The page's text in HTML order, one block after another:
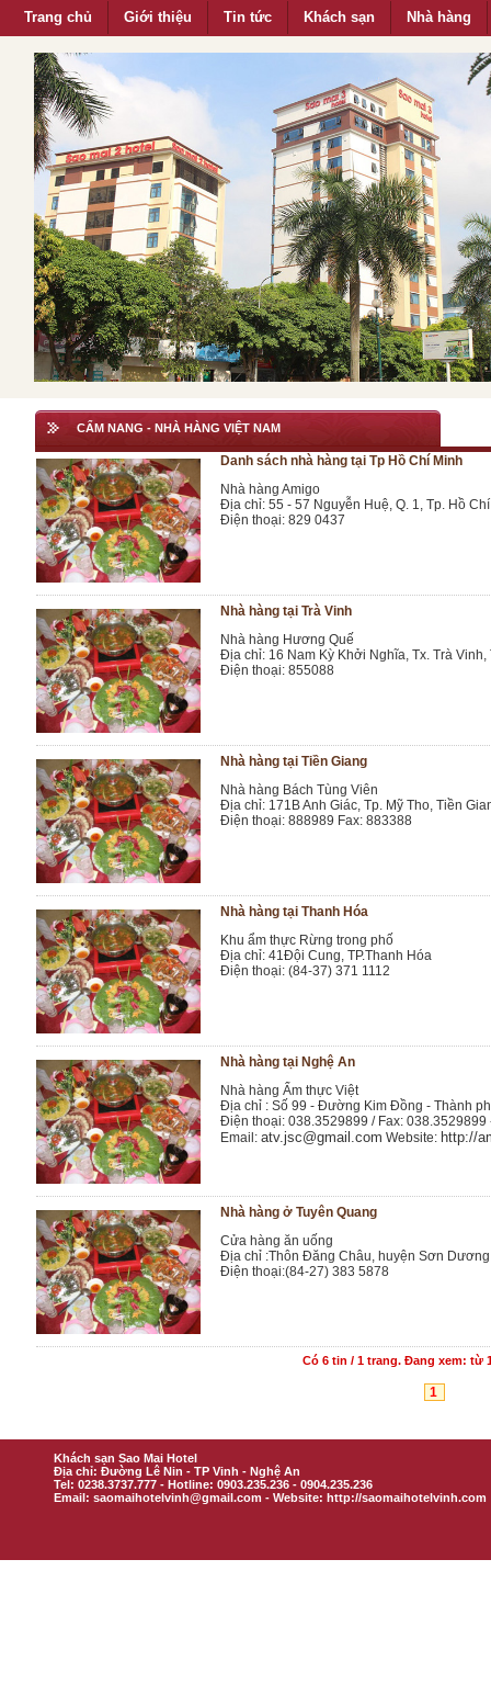
Trang chủ Giới thiệu Tin tức Khách sạn Nhà hàng
CẨM NANG - NHÀ HÀNG VIỆT NAM
Danh sách nhà hàng tại Tp Hồ Chí Minh
Nhà hàng Amigo
Địa chỉ: 55 - 57 Nguyễn Huệ, Q. 1, Tp. Hồ
Điện thoại: 829 0437
Nhà hàng tại Trà Vinh
Nhà hàng Hương Quế
Địa chỉ: 16 Nam Kỳ Khởi Nghĩa, Tx. Trà Vinh,
Điện thoại: 855088
Nhà hàng tại Tiền Giang
Nhà hàng Bách Tùng Viên
Địa chỉ: 171B Anh Giác, Tp. Mỹ Tho, Tiền
Điện thoại: 888989 Fax: 883388
Nhà hàng tại Thanh Hóa
Khu ẩm thực Rừng trong phố
Địa chỉ: 41Đội Cung, TP.Thanh Hóa
Điện thoại: (84-37) 371 1112
Nhà hàng tại Nghệ An
Nhà hàng Ẩm thực Việt
Địa chỉ : Số 99 - Đường Kim Đồng - Thành
Điện thoại: 038.3529899 / Fax: 038.3529899
Email: atv.jsc@gmail.com Website: http://
Nhà hàng ở Tuyên Quang
Cửa hàng ăn uống
Địa chỉ :Thôn Đăng Châu, huyện Sơn
Điện thoại:(84-27) 383 5878
Có 6 tin / 1 trang. Đang xem: từ
1
Khách sạn Sao Mai Hotel
Địa chỉ: Đường Lê Nin - TP Vinh - Nghệ An
Tel: 0238.3737.777 - Hotline: 0903.235.236 - 0904.235.236
Email: saomaihotelvinh@gmail.com - Website: http://saomaihotelvinh.com